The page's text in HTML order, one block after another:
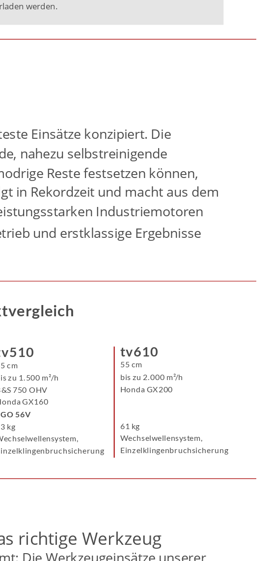
Einsätze konzipiert. Die
nahezu selbstreinigende
Reste festsetzen können,
in Rekordzeit und macht aus dem
Industriemotoren
und erstklassige Ergebnisse
Die Werkzeugeinsätze unserer
richtige Werkzeug
cm
zu 1.500 m²/h
750 OHV
GX160
56V
kg
55 cm
bis zu 2.000 m²/h
Honda GX200
61 kg
Wechselwellensystem,
Einzelklingenbruchsicherung
tv610
werden.